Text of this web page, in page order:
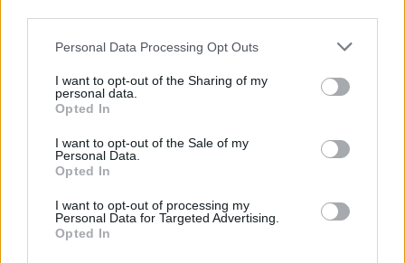
Please note that this website/app uses one or more Google
not limited to your visit or usage behaviour. You may click to
grant or deny consent to Google and its third-party tags to
use your data for below specified purposes in below Google
consent section.
Personal Data Processing Opt Outs
I want to opt-out of the Sharing of my
personal data.
Opted In
I want to opt-out of the Sale of my
Personal Data.
Opted In
I want to opt-out of processing my
Personal Data for Targeted Advertising.
Opted In